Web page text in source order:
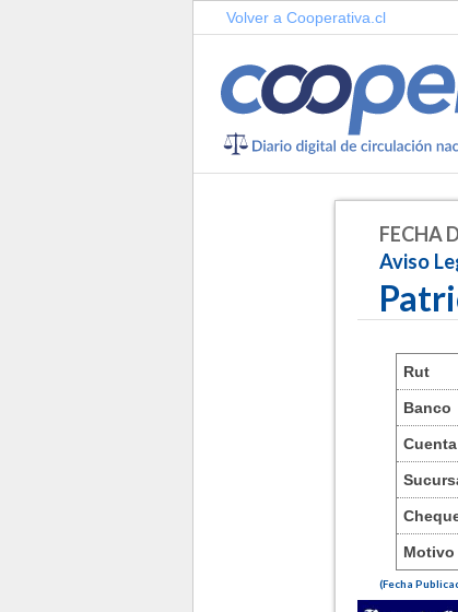
Volver a Cooperativa.cl
FECHA
Aviso
Rut
Banco
Motivo
(Fecha